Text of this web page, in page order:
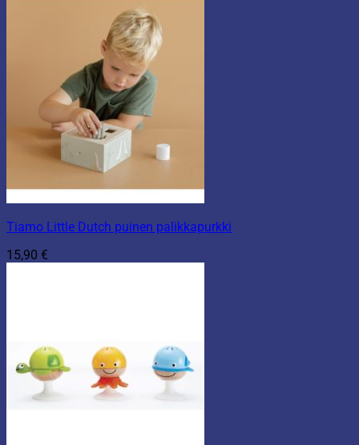
Tiamo Little Dutch puinen palikkapurkki
15,90 €